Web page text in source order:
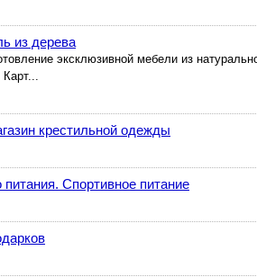
из дерева
эксклюзивной мебели из
крестильной одежды
питания. Спортивное питание